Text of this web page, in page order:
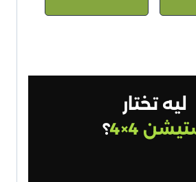
ليه تختار
4×4
؟